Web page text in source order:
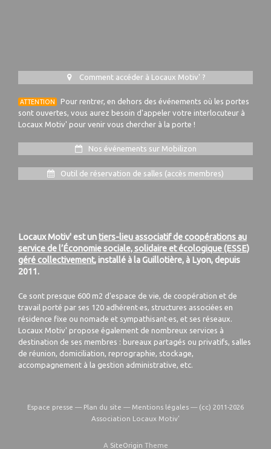
Comment accéder à Locaux Motiv' ?
ATTENTION
Pour rentrer, en dehors des événements où les portes
sont ouvertes, vous aurez besoin d'appeler votre interlocuteur à
Locaux Motiv' pour venir vous chercher à la porte !
Nos événements sur Mobilizon
Outil de réservation de salles (accès membres)
Locaux Motiv' est untiers-lieu associatif de coopérations au
service de l’Économie sociale, solidaire et écologique (ESSE)
géré collectivement, installé à la Guillotière, à Lyon, depuis
2011.
Ce sont presque 600 m2 d'espace de vie, de coopération et de
travail porté par ses 120 adhérent·es, structures associées en
résidence fixe ou nomade et sympathisant·es, et ses réseaux.
Locaux Motiv' propose également de nombreux services à
destination de ses membres : bureaux partagés ou privatifs, salles
de réunion, domiciliation, reprographie, stockage,
accompagnement à la gestion administrative, etc.
Espace presse — Plan du site — Mentions légales — (cc) 2011-2026
Association Locaux Motiv’
A SiteOrigin Theme